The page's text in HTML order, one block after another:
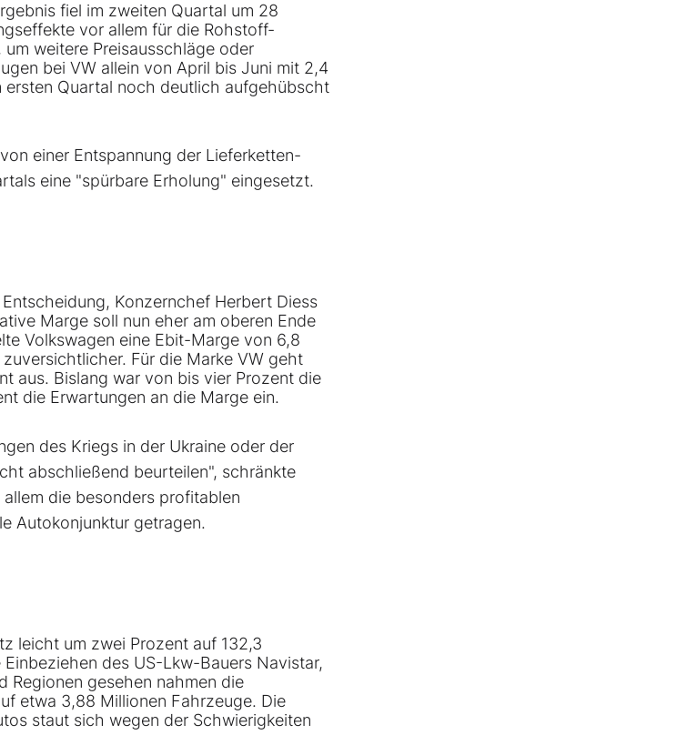
fiel im zweiten Quartal um 28
vor allem für die Rohstoff-
weitere Preisausschläge oder
bei VW allein von April bis Juni mit 2,4
ersten Quartal noch deutlich aufgehübscht
einer Entspannung der Lieferketten-
eine "spürbare Erholung" eingesetzt.
Konzernchef Herbert Diess
Marge soll nun eher am oberen Ende
Volkswagen eine Ebit-Marge von 6,8
Für die Marke VW geht
aus. Bislang war von bis vier Prozent die
die Erwartungen an die Marge ein.
des Kriegs in der Ukraine oder der
abschließend beurteilen", schränkte
die besonders profitablen
Autokonjunktur getragen.
leicht um zwei Prozent auf 132,3
des US-Lkw-Bauers Navistar,
Regionen gesehen nahmen die
etwa 3,88 Millionen Fahrzeuge. Die
staut sich wegen der Schwierigkeiten